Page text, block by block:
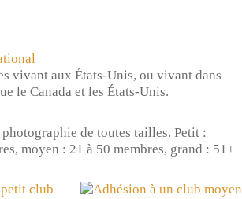
vivant aux États-Unis, ou vivant dans
le Canada et les États-Unis.
de toutes tailles. Petit :
moyen : 21 à 50 membres, grand : 51+